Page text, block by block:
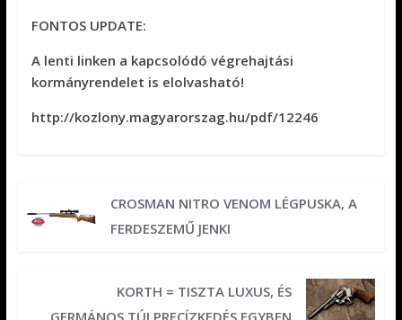
FONTOS UPDATE:
A lenti linken a kapcsolódó végrehajtási
kormányrendelet is elolvasható!
http://kozlony.magyarorszag.hu/pdf/12246
CROSMAN NITRO VENOM LÉGPUSKA, A
FERDESZEMŰ JENKI
KORTH = TISZTA LUXUS, ÉS